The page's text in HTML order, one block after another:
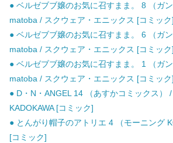
● ベルゼブブ嬢のお気に召すまま。 8 （ガ
matoba / スクウェア・エニックス [コミック]
● ベルゼブブ嬢のお気に召すまま。 6 （ガ
matoba / スクウェア・エニックス [コミック]
● ベルゼブブ嬢のお気に召すまま。 1 （ガ
matoba / スクウェア・エニックス [コミック]
● D・N・ANGEL 14 （あすかコミックス）
KADOKAWA [コミック]
● とんがり帽子のアトリエ 4 （モーニング
[コミック]